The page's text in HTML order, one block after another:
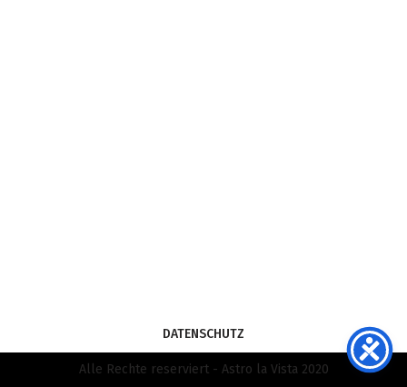
DATENSCHUTZ
Alle Rechte reserviert - Astro la Vista 2020